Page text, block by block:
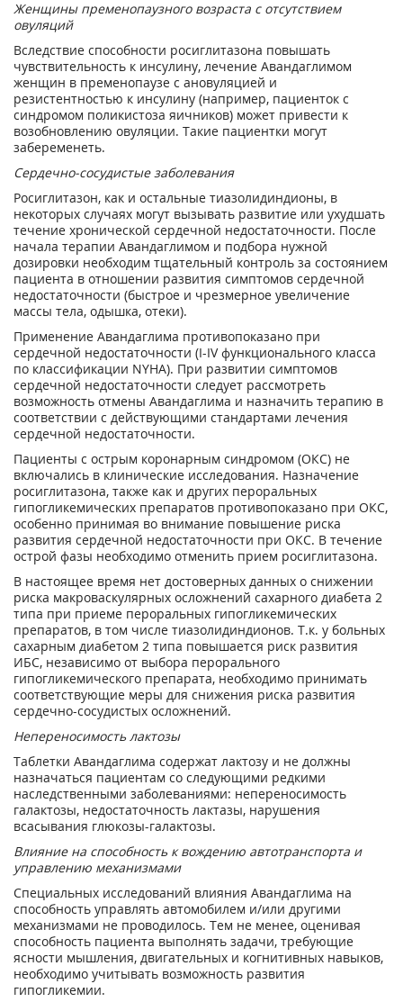
Женщины пременопаузного возраста с отсутствием
овуляций
Вследствие способности росиглитазона повышать
чувствительность к инсулину, лечение Авандаглимом
женщин в пременопаузе с ановуляцией и
резистентностью к инсулину (например, пациенток с
синдромом поликистоза яичников) может привести к
возобновлению овуляции. Такие пациентки могут
забеременеть.
Сердечно-сосудистые заболевания
Росиглитазон, как и остальные тиазолидиндионы, в
некоторых случаях могут вызывать развитие или ухудшать
течение хронической сердечной недостаточности. После
начала терапии Авандаглимом и подбора нужной
дозировки необходим тщательный контроль за состоянием
пациента в отношении развития симптомов сердечной
недостаточности (быстрое и чрезмерное увеличение
массы тела, одышка, отеки).
Применение Авандаглима противопоказано при
сердечной недостаточности (I-IV функционального класса
по классификации NYHA). При развитии симптомов
сердечной недостаточности следует рассмотреть
возможность отмены Авандаглима и назначить терапию в
соответствии с действующими стандартами лечения
сердечной недостаточности.
Пациенты с острым коронарным синдромом (ОКС) не
включались в клинические исследования. Назначение
росиглитазона, также как и других пероральных
гипогликемических препаратов противопоказано при ОКС,
особенно принимая во внимание повышение риска
развития сердечной недостаточности при ОКС. В течение
острой фазы необходимо отменить прием росиглитазона.
В настоящее время нет достоверных данных о снижении
риска макроваскулярных осложнений сахарного диабета 2
типа при приеме пероральных гипогликемических
препаратов, в том числе тиазолидиндионов. Т.к. у больных
сахарным диабетом 2 типа повышается риск развития
ИБС, независимо от выбора перорального
гипогликемического препарата, необходимо принимать
соответствующие меры для снижения риска развития
сердечно-сосудистых осложнений.
Непереносимость лактозы
Таблетки Авандаглима содержат лактозу и не должны
назначаться пациентам со следующими редкими
наследственными заболеваниями: непереносимость
галактозы, недостаточность лактазы, нарушения
всасывания глюкозы-галактозы.
Влияние на способность к вождению автотранспорта и
управлению механизмами
Специальных исследований влияния Авандаглима на
способность управлять автомобилем и/или другими
механизмами не проводилось. Тем не менее, оценивая
способность пациента выполнять задачи, требующие
ясности мышления, двигательных и когнитивных навыков,
необходимо учитывать возможность развития
гипогликемии.